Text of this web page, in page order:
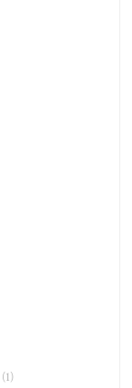
(1)